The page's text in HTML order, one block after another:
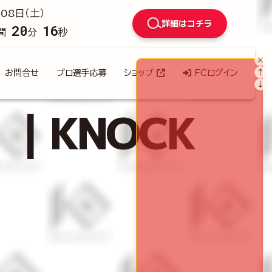
（土）
20分 14秒
詳細はコチラ
お問合せ プロ選手応募 ショップ FCログイン
KNOCK
×
↑
↓